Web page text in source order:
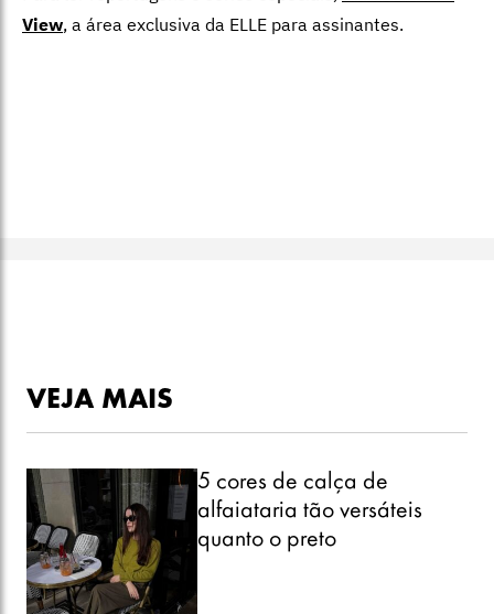
View, a área exclusiva da ELLE para assinantes.
VEJA MAIS
5 cores de calça de
alfaiataria tão versáteis
quanto o preto